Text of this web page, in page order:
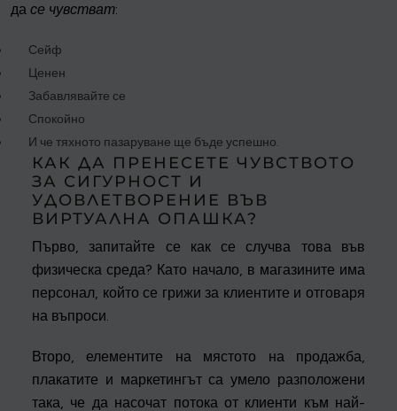
да се чувстват:
Сейф
Ценен
Забавлявайте се
Спокойно
И че тяхното пазаруване ще бъде успешно.
КАК ДА ПРЕНЕСЕТЕ ЧУВСТВОТО
ЗА СИГУРНОСТ И
УДОВЛЕТВОРЕНИЕ ВЪВ
ВИРТУАЛНА ОПАШКА?
Първо, запитайте се как се случва това във
физическа среда? Като начало, в магазините има
персонал, който се грижи за клиентите и отговаря
на въпроси.
Второ, елементите на мястото на продажба,
плакатите и маркетингът са умело разположени
така, че да насочат потока от клиенти към най-